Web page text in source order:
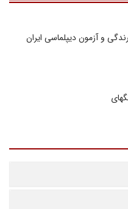
و آزمون دیپلماسی ایران